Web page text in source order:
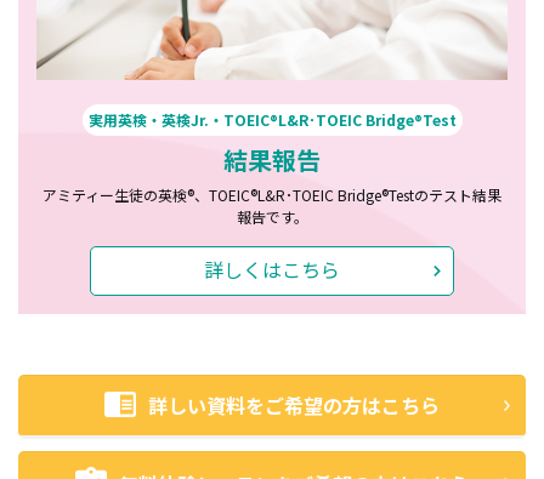
実用英検・英検Jr.・TOEIC®L&R･TOEIC Bridge®Test
結果報告
アミティー生徒の英検®、TOEIC®L&R･TOEIC Bridge®Testのテスト結果
報告です。
詳しくはこちら
詳しい資料をご希望の方はこちら